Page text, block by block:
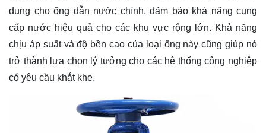
dụng cho ống dẫn nước chính, đảm bảo khả năng cung
cấp nước hiệu quả cho các khu vực rộng lớn. Khả năng
chịu áp suất và độ bền cao của loại ống này cũng giúp nó
trở thành lựa chọn lý tưởng cho các hệ thống công nghiệp
có yêu cầu khắt khe.